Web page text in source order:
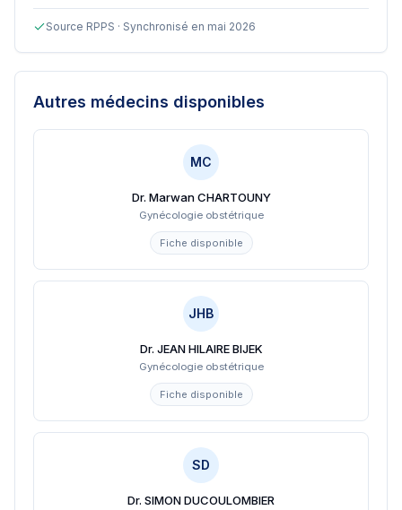
Source RPPS · Synchronisé en mai 2026
Autres médecins disponibles
MC
Dr. Marwan CHARTOUNY
Gynécologie obstétrique
Fiche disponible
JHB
Dr. JEAN HILAIRE BIJEK
Gynécologie obstétrique
Fiche disponible
SD
Dr. SIMON DUCOULOMBIER